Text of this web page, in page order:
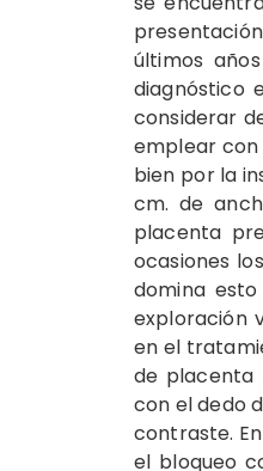
últimos
diagnóstico
considerar
emplear con
bien por la
cm. de
placenta
ocasiones
domina
exploración
en el
de placenta
con el dedo
contraste.
el bloqueo